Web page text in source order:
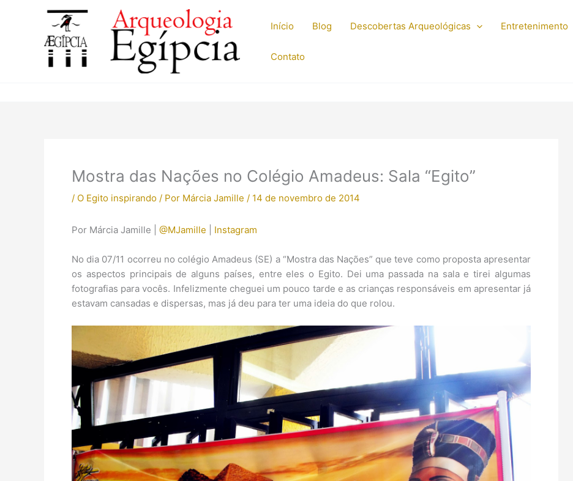
Início Blog Descobertas Arqueológicas Entretenimento
Contato
Mostra das Nações no Colégio Amadeus: Sala “Egito”
/ O Egito inspirando / Por Márcia Jamille / 14 de novembro de 2014
Por Márcia Jamille | @MJamille Instagram
No dia 07/11 ocorreu no colégio Amadeus (SE) a “Mostra das Nações” que teve como proposta apresentar
os aspectos principais de alguns países, entre eles o Egito. Dei uma passada na sala e tirei algumas
fotografias para vocês. Infelizmente cheguei um pouco tarde e as crianças responsáveis em apresentar já
estavam cansadas e dispersas, mas já deu para ter uma ideia do que rolou.